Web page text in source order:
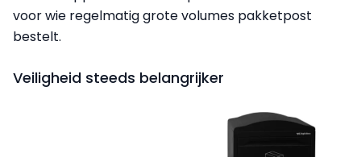
voor wie regelmatig grote volumes pakketpost
bestelt.
Veiligheid steeds belangrijker